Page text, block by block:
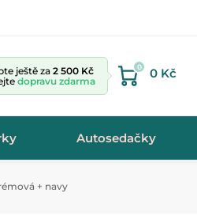
ještě za 2 500 Kč
dopravu zdarma
0 0 Kč
Autosedačky
+ navy